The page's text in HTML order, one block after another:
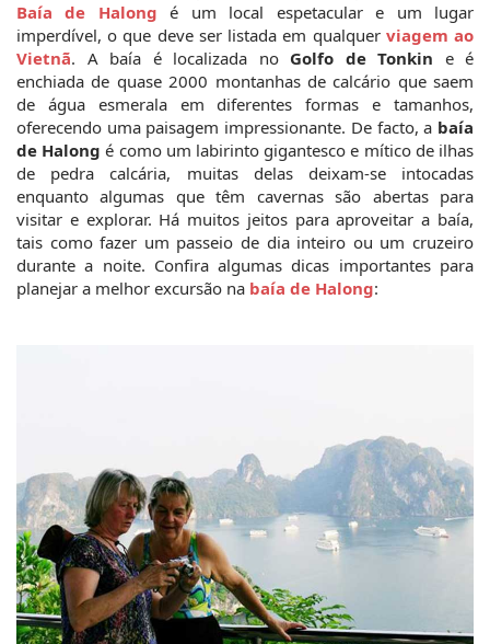
Baía de Halong é um local espetacular e um lugar
imperdível, o que deve ser listada em qualquer viagem ao
Vietnã. A baía é localizada no Golfo de Tonkin e é
enchiada de quase 2000 montanhas de calcário que saem
de água esmerala em diferentes formas e tamanhos,
oferecendo uma paisagem impressionante. De facto, a baía
de Halong é como um labirinto gigantesco e mítico de ilhas
de pedra calcária, muitas delas deixam-se intocadas
enquanto algumas que têm cavernas são abertas para
visitar e explorar. Há muitos jeitos para aproveitar a baía,
tais como fazer um passeio de dia inteiro ou um cruzeiro
durante a noite. Confira algumas dicas importantes para
planejar a melhor excursão na baía de Halong: